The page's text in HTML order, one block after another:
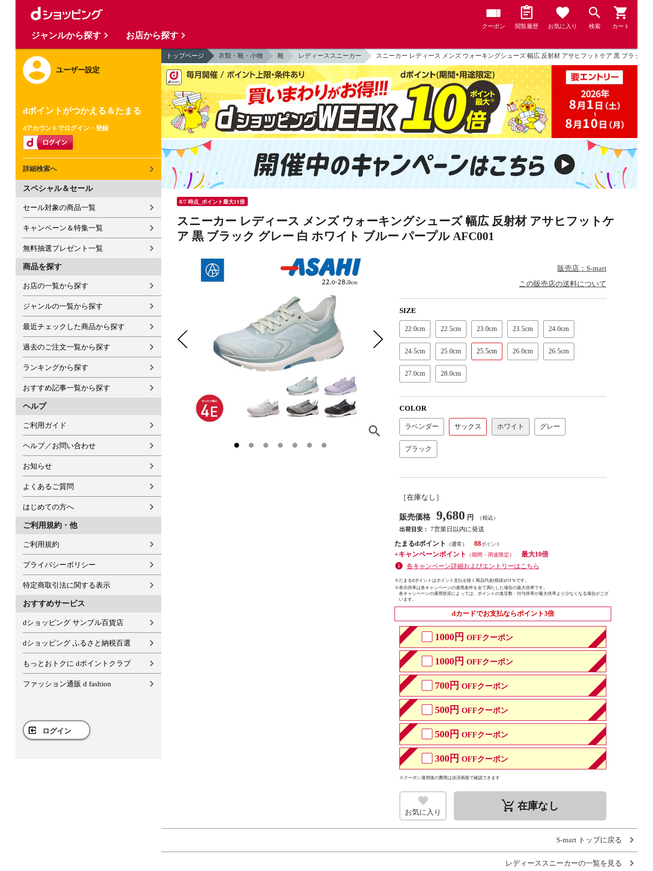
クーポン 閲覧履歴 お気に入り 検索 カート
ユーザー設定
dポイントがつかえる＆たまる
dアカウントでログイン・登録
詳細検索へ
スペシャル＆セール
セール対象の商品一覧
キャンペーン＆特集一覧
無料抽選プレゼント一覧
商品を探す
お店の一覧から探す
ジャンルの一覧から探す
最近チェックした商品から探す
過去のご注文一覧から探す
ランキングから探す
おすすめ記事一覧から探す
ヘルプ
ご利用ガイド
ヘルプ／お問い合わせ
お知らせ
よくあるご質問
はじめての方へ
ご利用規約・他
ご利用規約
プライバシーポリシー
特定商取引法に関する表示
おすすめサービス
dショッピング サンプル百貨店
dショッピング ふるさと納税百選
もっとおトクに dポイントクラブ
ファッション通販 d fashion
ログイン
トップページ 衣類・靴・小物 靴 レディーススニーカー スニーカー レディース メンズ ウォーキングシューズ 幅広 反射材 アサヒフットケア 黒 ブラック
8/7 時点_ポイント最大11倍
スニーカー レディース メンズ ウォーキングシューズ 幅広 反射材 アサヒフットケ
ア 黒 ブラック グレー 白 ホワイト ブルー パープル AFC001
販売店：S-mart
この販売店の送料について
SIZE
22.0cm 22.5cm 23.0cm 23.5cm 24.0cm
24.5cm 25.0cm 25.5cm 26.0cm 26.5cm
27.0cm 28.0cm
COLOR
ラベンダー サックス ホワイト グレー
ブラック
［在庫なし］
販売価格 9,680 円 （税込）
出荷目安： 7営業日以内に発送
たまるdポイント
（通常）
88
+キャンペーンポイント
（期間・用途限定）
最大10倍
各キャンペーン詳細およびエントリーはこちら
※たまるdポイントはポイント支払を除く商品代金(税抜)の1％です。
※表示倍率は各キャンペーンの適用条件を全て満たした場合の最大倍率です。
各キャンペーンの適用状況によっては、ポイントの進呈数・付与倍率が最大倍率より少なくなる場合がござ
います。
dカードでお支払ならポイント3倍
1000円 OFFクーポン
1000円 OFFクーポン
700円 OFFクーポン
500円 OFFクーポン
500円 OFFクーポン
300円 OFFクーポン
※クーポン適用後の費用は決済画面で確認できます
お気に入り remove_shopping_cart 在庫なし
S-mart トップに戻る
レディーススニーカーの一覧を見る
ジャンルから探す お店から探す